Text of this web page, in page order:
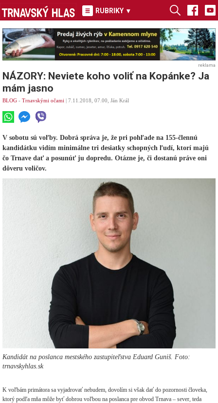
RUBRIKY ▾
reklama
NÁZORY: Neviete koho voliť na Kopánke? Ja
mám jasno
BLOG - Trnavskými očami | 7.11.2018, 07.00, Ján Král
V sobotu sú voľby. Dobrá správa je, že pri pohľade na 155-člennú
kandidátku vidím minimálne tri desiatky schopných ľudí, ktorí majú
čo Trnave dať a posunúť ju dopredu. Otázne je, či dostanú práve oni
dôveru voličov.
Kandidát na poslanca mestského zastupiteľstva Eduard Guniš. Foto:
trnavskyhlas.sk
K voľbám primátora sa vyjadrovať nebudem, dovolím si však dať do pozornosti človeka,
ktorý podľa mňa môže byť dobrou voľbou na poslanca pre obvod Trnava – sever, teda